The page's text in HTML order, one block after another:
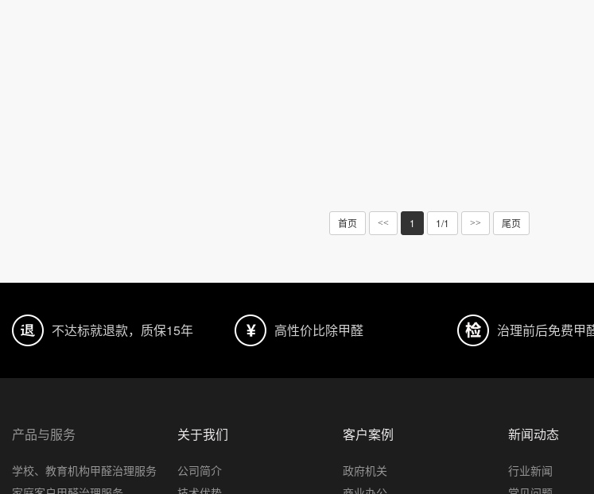
首页 << 1 1/1 >> 尾页
不达标就退款，质保15年 高性价比除甲醛 治理前后免费甲
产品与服务
学校、教育机构甲醛治理服务
关于我们
公司简介
客户案例
政府机关
新闻动态
行业新闻